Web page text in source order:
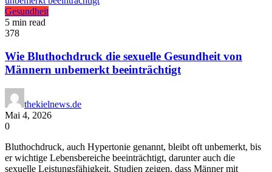
Gesundheit
5 min read
378
Wie Bluthochdruck die sexuelle Gesundheit von
Männern unbemerkt beeinträchtigt
thekielnews.de
Mai 4, 2026
0
Bluthochdruck, auch Hypertonie genannt, bleibt oft unbemerkt, bis
er wichtige Lebensbereiche beeinträchtigt, darunter auch die
sexuelle Leistungsfähigkeit. Studien zeigen, dass Männer mit